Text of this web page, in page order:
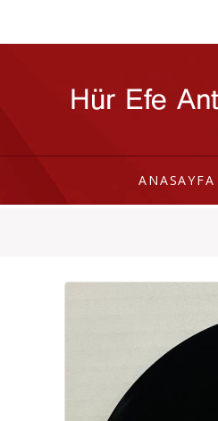
ANASAYFA